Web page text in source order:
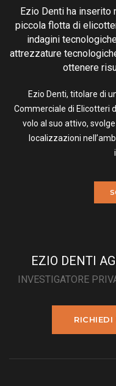
Ezio Denti ha inserito
piccola flotta di
indagini
attrezzature
ottenere
Ezio Denti, titolare di
Commerciale di Elicotteri
volo al suo attivo,
localizzazioni
EZIO DENTI
INVESTIGATORE